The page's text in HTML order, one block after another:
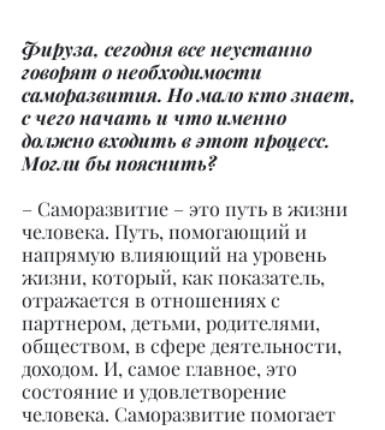
Фируза, сегодня все неустанно
говорят о необходимости
саморазвития. Но мало кто знает,
с чего начать и что именно
должно входить в этот процесс.
Могли бы пояснить?
– Саморазвитие – это путь в жизни
человека. Путь, помогающий и
напрямую влияющий на уровень
жизни, который, как показатель,
отражается в отношениях с
партнером, детьми, родителями,
обществом, в сфере деятельности,
доходом. И, самое главное, это
состояние и удовлетворение
человека. Саморазвитие помогает